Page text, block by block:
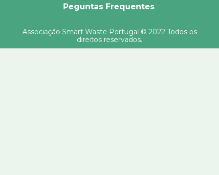
Peguntas Frequentes
Associação Smart Waste Portugal © 2022 Todos os
direitos reservados.